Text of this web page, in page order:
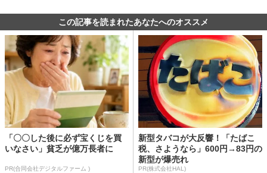
この記事を読まれたあなたへのオススメ
「〇〇した後に必ず宝くじを買
いなさい」貧乏が億万長者に
PR(合同会社デジタルファーム )
新型タバコが大反響！「たばこ
税、さようなら」600円→83円の
新型が爆売れ
PR(株式会社HAL)